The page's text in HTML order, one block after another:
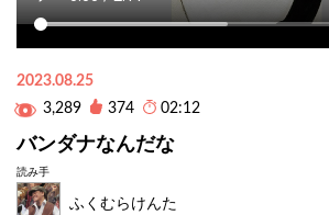
2023.08.25
3,289
374 02:12
バンダナなんだな
読み手
ふくむらけんた